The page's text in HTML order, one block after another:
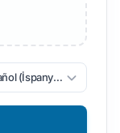
(İspanyolca)